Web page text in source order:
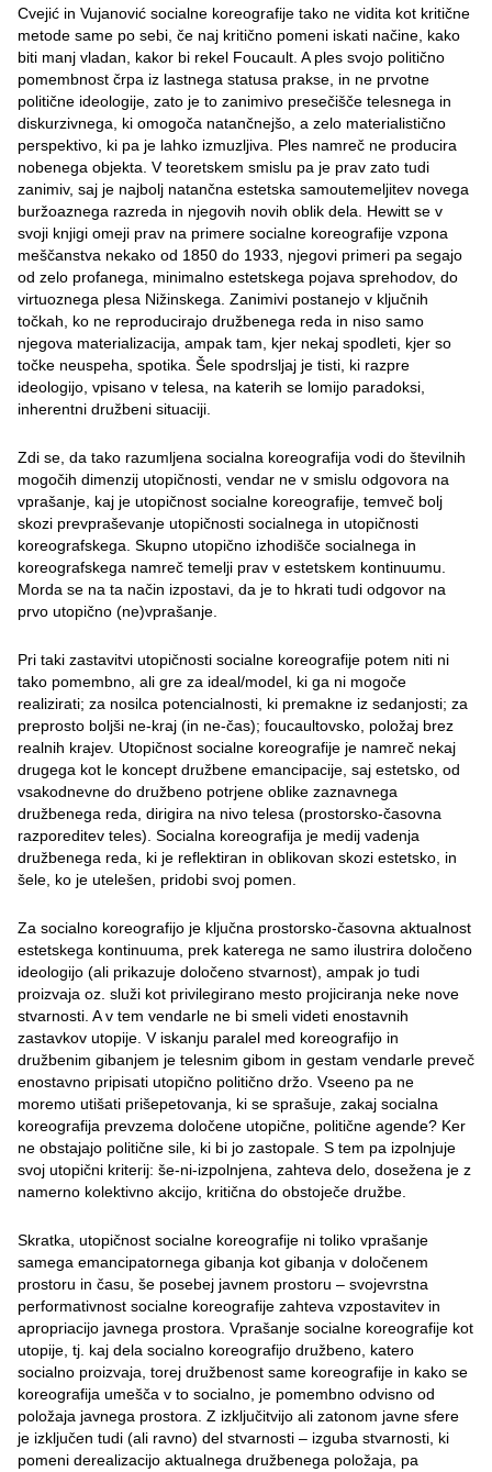
Cvejić in Vujanović socialne koreografije tako ne vidita kot kritične
metode same po sebi, če naj kritično pomeni iskati načine, kako
biti manj vladan, kakor bi rekel Foucault. A ples svojo politično
pomembnost črpa iz lastnega statusa prakse, in ne prvotne
politične ideologije, zato je to zanimivo presečišče telesnega in
diskurzivnega, ki omogoča natančnejšo, a zelo materialistično
perspektivo, ki pa je lahko izmuzljiva. Ples namreč ne producira
nobenega objekta. V teoretskem smislu pa je prav zato tudi
zanimiv, saj je najbolj natančna estetska samoutemeljitev novega
buržoaznega razreda in njegovih novih oblik dela. Hewitt se v
svoji knjigi omeji prav na primere socialne koreografije vzpona
meščanstva nekako od 1850 do 1933, njegovi primeri pa segajo
od zelo profanega, minimalno estetskega pojava sprehodov, do
virtuoznega plesa Nižinskega. Zanimivi postanejo v ključnih
točkah, ko ne reproducirajo družbenega reda in niso samo
njegova materializacija, ampak tam, kjer nekaj spodleti, kjer so
točke neuspeha, spotika. Šele spodrsljaj je tisti, ki razpre
ideologijo, vpisano v telesa, na katerih se lomijo paradoksi,
inherentni družbeni situaciji.
Zdi se, da tako razumljena socialna koreografija vodi do številnih
mogočih dimenzij utopičnosti, vendar ne v smislu odgovora na
vprašanje, kaj je utopičnost socialne koreografije, temveč bolj
skozi prevpraševanje utopičnosti socialnega in utopičnosti
koreografskega. Skupno utopično izhodišče socialnega in
koreografskega namreč temelji prav v estetskem kontinuumu.
Morda se na ta način izpostavi, da je to hkrati tudi odgovor na
prvo utopično (ne)vprašanje.
Pri taki zastavitvi utopičnosti socialne koreografije potem niti ni
tako pomembno, ali gre za ideal/model, ki ga ni mogoče
realizirati; za nosilca potencialnosti, ki premakne iz sedanjosti; za
preprosto boljši ne-kraj (in ne-čas); foucaultovsko, položaj brez
realnih krajev. Utopičnost socialne koreografije je namreč nekaj
drugega kot le koncept družbene emancipacije, saj estetsko, od
vsakodnevne do družbeno potrjene oblike zaznavnega
družbenega reda, dirigira na nivo telesa (prostorsko-časovna
razporeditev teles). Socialna koreografija je medij vadenja
družbenega reda, ki je reflektiran in oblikovan skozi estetsko, in
šele, ko je utelešen, pridobi svoj pomen.
Za socialno koreografijo je ključna prostorsko-časovna aktualnost
estetskega kontinuuma, prek katerega ne samo ilustrira določeno
ideologijo (ali prikazuje določeno stvarnost), ampak jo tudi
proizvaja oz. služi kot privilegirano mesto projiciranja neke nove
stvarnosti. A v tem vendarle ne bi smeli videti enostavnih
zastavkov utopije. V iskanju paralel med koreografijo in
družbenim gibanjem je telesnim gibom in gestam vendarle preveč
enostavno pripisati utopično politično držo. Vseeno pa ne
moremo utišati prišepetovanja, ki se sprašuje, zakaj socialna
koreografija prevzema določene utopične, politične agende? Ker
ne obstajajo politične sile, ki bi jo zastopale. S tem pa izpolnjuje
svoj utopični kriterij: še-ni-izpolnjena, zahteva delo, dosežena je z
namerno kolektivno akcijo, kritična do obstoječe družbe.
Skratka, utopičnost socialne koreografije ni toliko vprašanje
samega emancipatornega gibanja kot gibanja v določenem
prostoru in času, še posebej javnem prostoru – svojevrstna
performativnost socialne koreografije zahteva vzpostavitev in
apropriacijo javnega prostora. Vprašanje socialne koreografije kot
utopije, tj. kaj dela socialno koreografijo družbeno, katero
socialno proizvaja, torej družbenost same koreografije in kako se
koreografija umešča v to socialno, je pomembno odvisno od
položaja javnega prostora. Z izključitvijo ali zatonom javne sfere
je izključen tudi (ali ravno) del stvarnosti – izguba stvarnosti, ki
pomeni derealizacijo aktualnega družbenega položaja, pa